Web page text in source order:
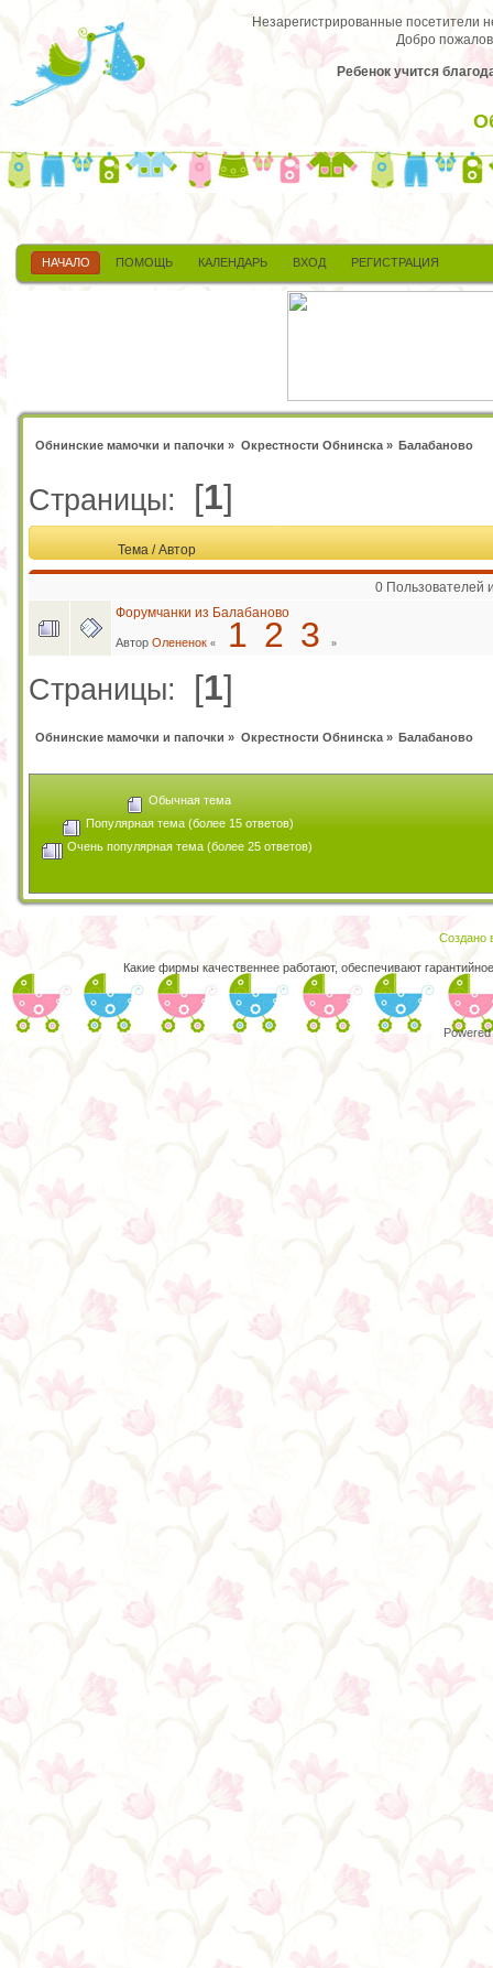
Незарегистрированные посетители
Добро
Ребенок учится
НАЧАЛО ПОМОЩЬ КАЛЕНДАРЬ ВХОД РЕГИСТРАЦИЯ
Обнинские мамочки и папочки » Окрестности Обнинска» Балабаново
Страницы: [1]
Тема /Автор
0 Пользователей
Форумчанки из Балабаново
Автор Олененок « 1 2 3 »
Страницы: [1]
Обнинские мамочки и папочки » Окрестности Обнинска» Балабаново
Обычная тема
Популярная тема (более 15 ответов)
Очень популярная тема (более 25 ответов)
Создано
Какие фирмы качественнее работают, обеспечивают